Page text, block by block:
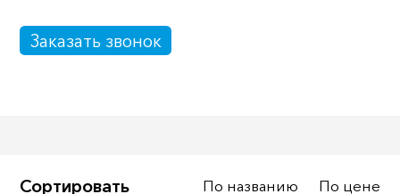
Масла
Заказать звонок
Сортировать По названию По цене